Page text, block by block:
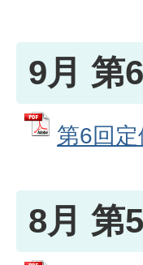
9月 第
第6回
8月 第